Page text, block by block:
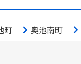
町 奥池南町